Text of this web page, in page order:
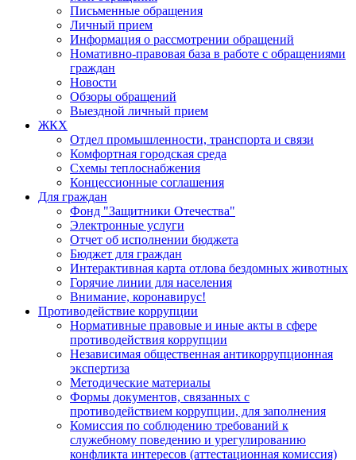
Письменные обращения
Личный прием
Информация о рассмотрении обращений
Номативно-правовая база в работе с обращениями
граждан
Новости
Обзоры обращений
Выездной личный прием
ЖКХ
Отдел промышленности, транспорта и связи
Комфортная городская среда
Схемы теплоснабжения
Концессионные соглашения
Для граждан
Фонд "Защитники Отечества"
Электронные услуги
Отчет об исполнении бюджета
Бюджет для граждан
Интерактивная карта отлова бездомных животных
Горячие линии для населения
Внимание, коронавирус!
Противодействие коррупции
Нормативные правовые и иные акты в сфере
противодействия коррупции
Независимая общественная антикоррупционная
экспертиза
Методические материалы
Формы документов, связанных с
противодействием коррупции, для заполнения
Комиссия по соблюдению требований к
служебному поведению и урегулированию
конфликта интересов (аттестационная комиссия)